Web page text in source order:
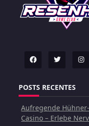
POSTS RECENTES
Aufregende
Casino – Erlebe